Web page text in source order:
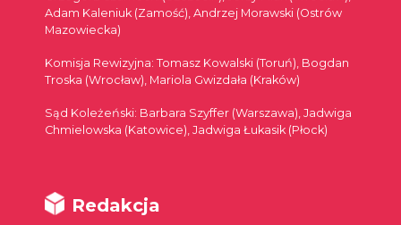
Adam Kaleniuk (Zamość), Andrzej Morawski (Ostrów
Mazowiecka)
Komisja Rewizyjna: Tomasz Kowalski (Toruń), Bogdan
Troska (Wrocław), Mariola Gwizdała (Kraków)
Sąd Koleżeński: Barbara Szyffer (Warszawa), Jadwiga
Chmielowska (Katowice), Jadwiga Łukasik (Płock)
Redakcja